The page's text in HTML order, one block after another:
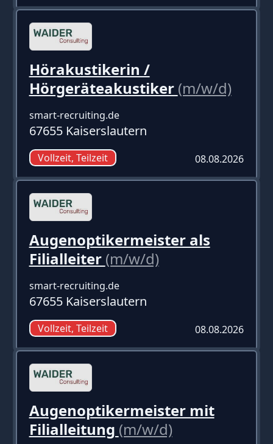
Hörakustikerin /
Hörgeräteakustiker (m/w/d)
smart-recruiting.de
67655 Kaiserslautern
Vollzeit, Teilzeit 08.08.2026
Augenoptikermeister als
Filialleiter (m/w/d)
smart-recruiting.de
67655 Kaiserslautern
Vollzeit, Teilzeit 08.08.2026
Augenoptikermeister mit
Filialleitung (m/w/d)